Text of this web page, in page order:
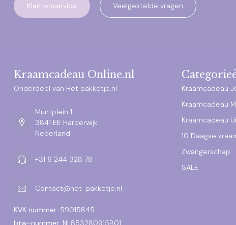
Klantenservice Veelgestelde vragen
Kraamcadeau Online.nl
Onderdeel van Het pakketje.nl
Muntplein 1
3841 EE Harderwijk
Nederland
+31 6 244 328 78
Contact@het-pakketje.nl
KVK nummer: 59015845
btw-nummer: NL853280915B01
Kraamcadeau
Kraamcadeau
Kraamcadeau
10 Daagse
Zwangerschap
SALE